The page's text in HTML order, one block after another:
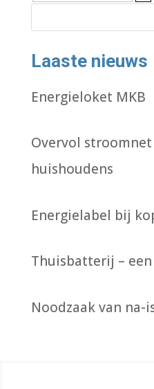
Laaste nieuws
Energieloket MKB
Overvol
huishoudens
Energielabel bij
Thuisbatterij –
Noodzaak van na-